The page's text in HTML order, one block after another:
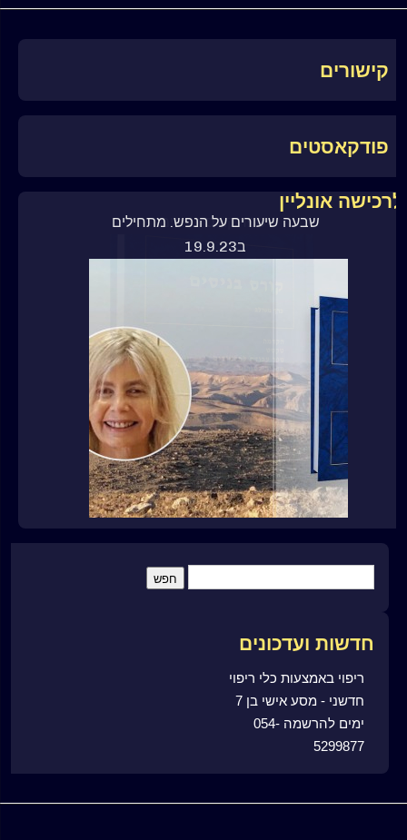
קישורים
פודקאסטים
לרכישה אונליין
שבעה שיעורים על הנפש. מתחילים
ב19.9.23
ספר קורס בניסים
חדשות ועדכונים
ריפוי באמצעות כלי ריפוי
חדשני - מסע אישי בן 7
ימים להרשמה 054-
5299877